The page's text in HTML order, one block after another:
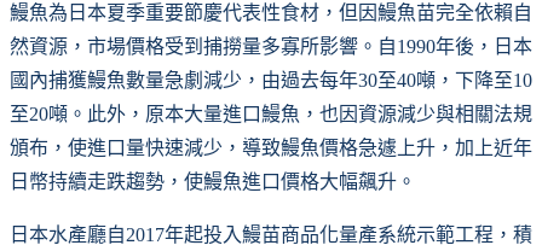
鰻魚為日本夏季重要節慶代表性食材，但因鰻魚苗完全依賴自
然資源，市場價格受到捕撈量多寡所影響。自1990年後，日本
國內捕獲鰻魚數量急劇減少，由過去每年30至40噸，下降至10
至20噸。此外，原本大量進口鰻魚，也因資源減少與相關法規
頒布，使進口量快速減少，導致鰻魚價格急遽上升，加上近年
日幣持續走跌趨勢，使鰻魚進口價格大幅飆升。
日本水產廳自2017年起投入鰻苗商品化量產系統示範工程，積